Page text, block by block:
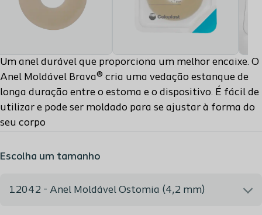
Um anel durável que proporciona um melhor encaixe. O
Anel Moldável Brava® cria uma vedação estanque de
longa duração entre o estoma e o dispositivo. É fácil de
utilizar e pode ser moldado para se ajustar à forma do
seu corpo
Escolha um tamanho
12042 - Anel Moldável Ostomia (4,2 mm)